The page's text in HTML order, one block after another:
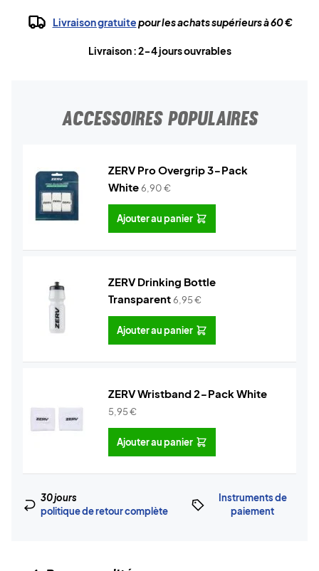
Livraison gratuitepour les achats supérieurs à 60 €
Livraison : 2-4 jours ouvrables
ACCESSOIRES POPULAIRES
ZERV Pro Overgrip 3-Pack
White6,90€
Ajouter au panier
ZERV Drinking Bottle
Transparent6,95€
Ajouter au panier
ZERV Wristband 2-Pack White
5,95€
Ajouter au panier
30 jours
politique de retour complète
Instruments de
paiement